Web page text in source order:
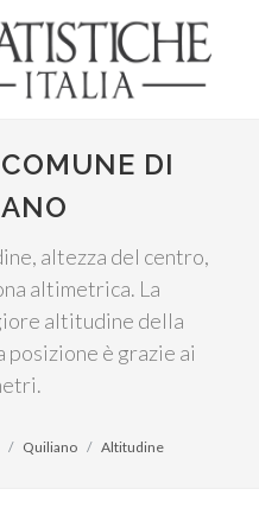
DI
altezza del centro,
altimetrica. La
altitudine della
è grazie ai
Quiliano Altitudine